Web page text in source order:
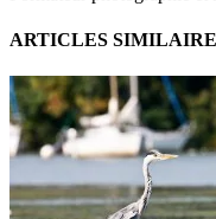
ARTICLES